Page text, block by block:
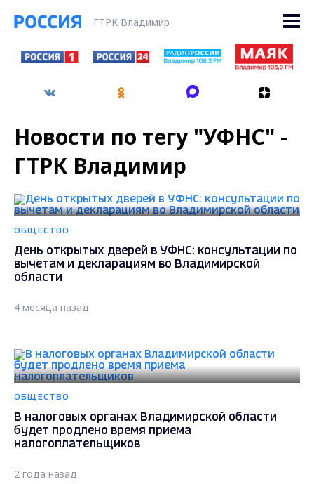
ГТРК Владимир
Новости по тегу "УФНС" -
ГТРК Владимир
ОБЩЕСТВО
День открытых дверей в УФНС: консультации по
вычетам и декларациям во Владимирской
области
4 месяца назад
ОБЩЕСТВО
В налоговых органах Владимирской области
будет продлено время приема
налогоплательщиков
2 года назад